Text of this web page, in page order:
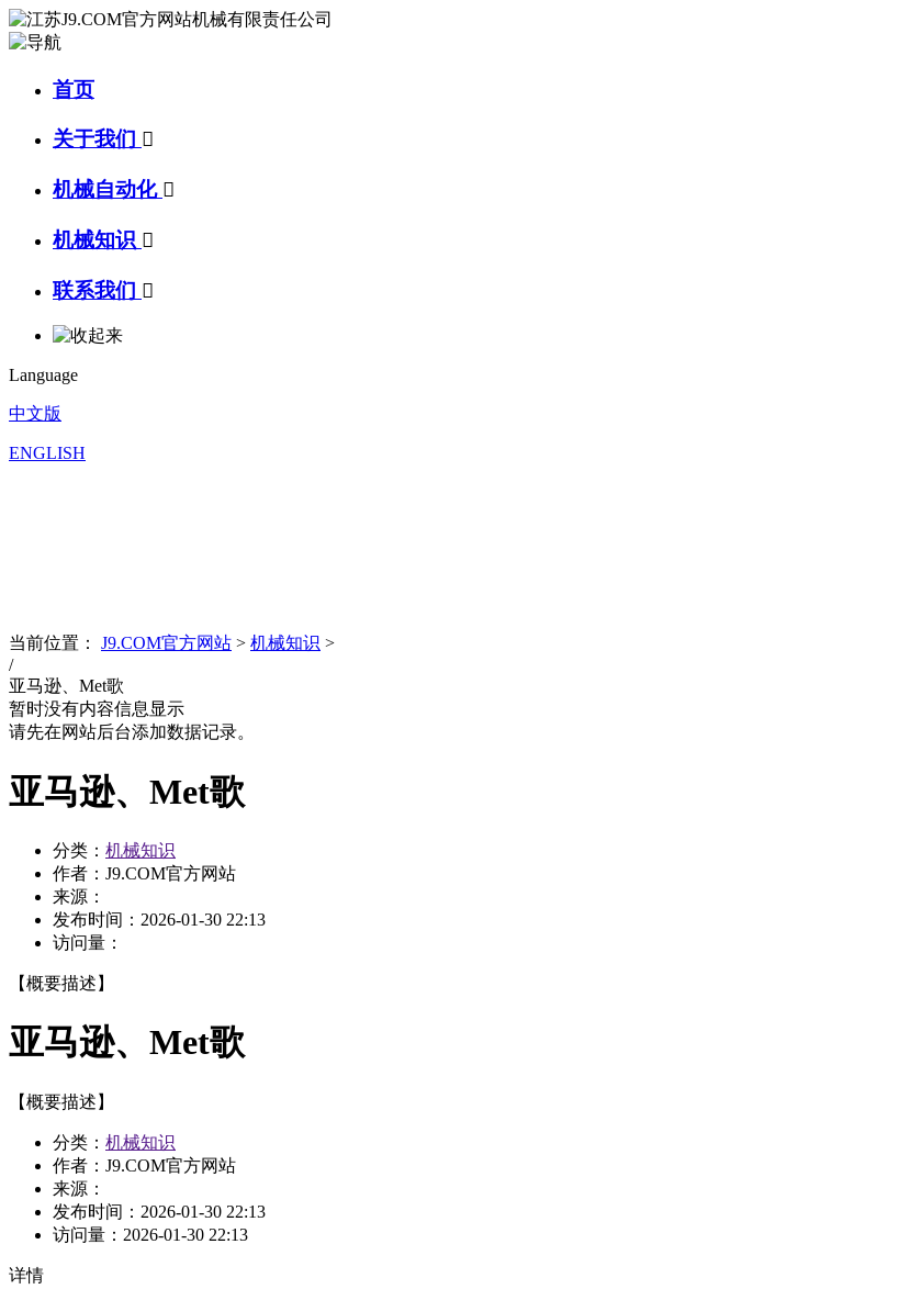
首页
关于我们 
机械自动化 
机械知识 
联系我们 
Language
中文版
ENGLISH
当前位置： J9.COM官方网站 > 机械知识 >
/
亚马逊、Met歌
暂时没有内容信息显示
请先在网站后台添加数据记录。
亚马逊、Met歌
分类： 机械知识
作者：J9.COM官方网站
来源：
发布时间： 2026-01-30 22:13
访问量：
【概要描述】
亚马逊、Met歌
【概要描述】
分类： 机械知识
作者：J9.COM官方网站
来源：
发布时间： 2026-01-30 22:13
访问量： 2026-01-30 22:13
详情